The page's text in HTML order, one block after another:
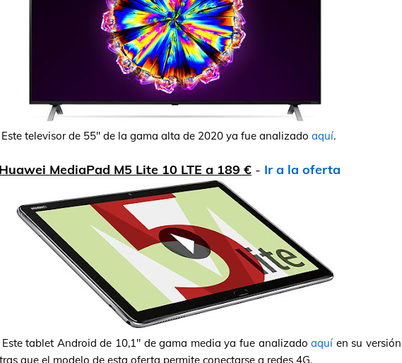
Este televisor de 55" de la gama alta de 2020 ya fue analizado aquí.
MediaPad M5 Lite 10 LTE a 189 € - Ir a la oferta
Este tablet Android de 10,1" de gama media ya fue analizadoaquí en su versión
que el modelo de esta oferta permite conectarse a redes 4G.